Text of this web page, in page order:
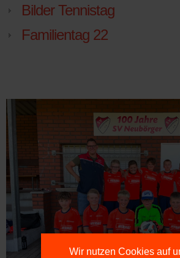
Bilder Tennistag
Familientag 22
Wir nutzen Cookies auf